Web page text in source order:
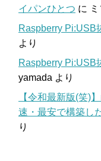
イパンひとつ に
Raspberry Pi:USB
より
Raspberry Pi:USB
yamada より
【令和最新版(笑)
速・最安で構築し
り